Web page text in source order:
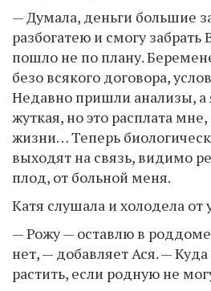
— Думала, деньги большие
разбогатею и смогу забрать
пошло не по плану.
безо всякого договора,
Недавно пришли анализы, а
жуткая, но это расплата
жизни… Теперь
выходят на связь, видимо
плод, от больной меня.
Катя слушала и холодела от
— Рожу — оставлю в
нет, — добавляет Ася. —
растить, если родную не